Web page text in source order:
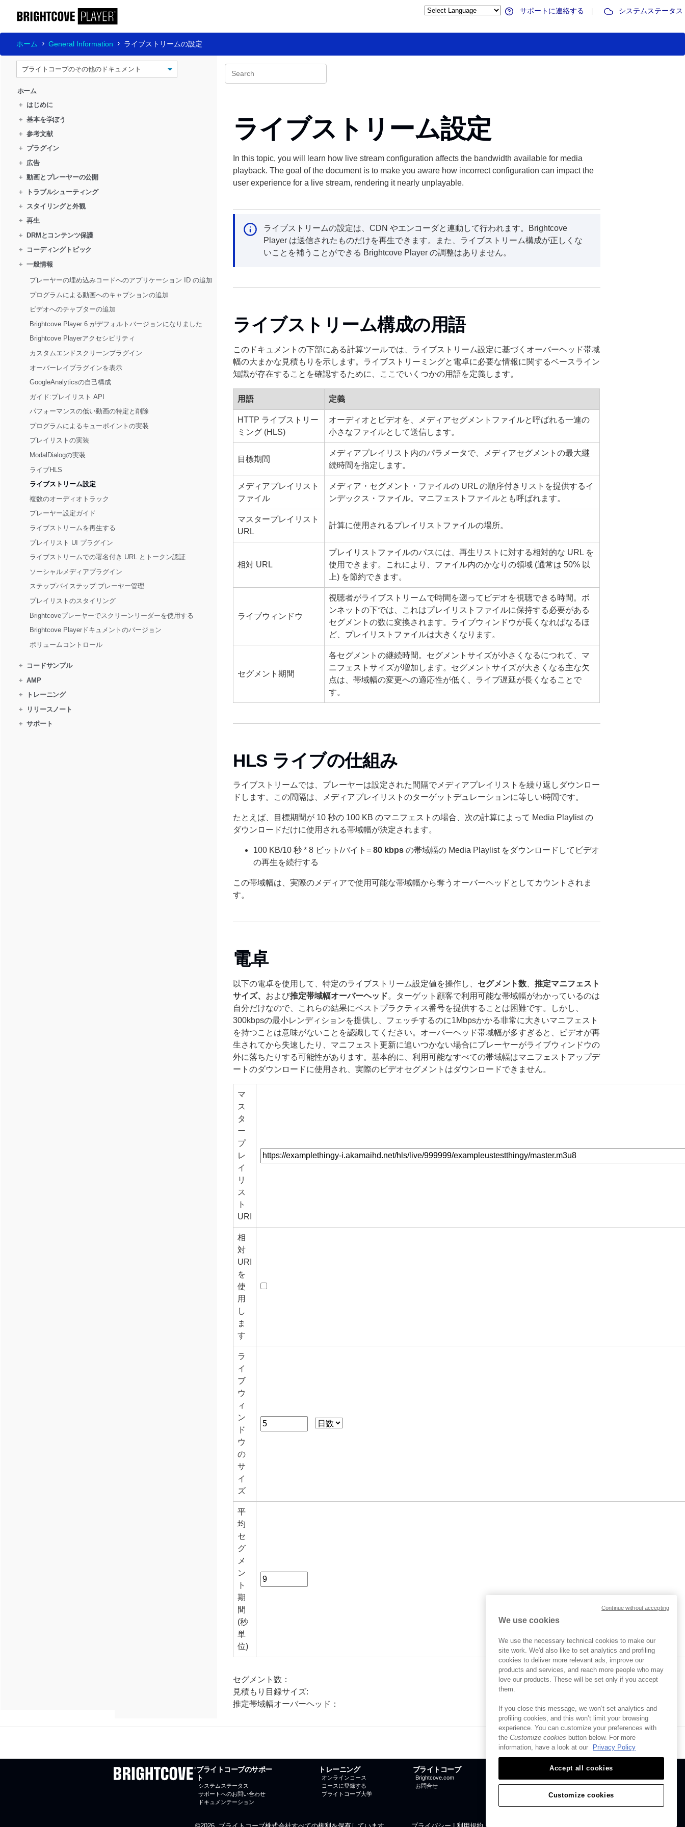
サポートに連絡する システムステータス
ホーム General Information ライブストリームの設定
ホーム
+ はじめに
+ 基本を学ぼう
+ 参考文献
+ プラグイン
+ 広告
+ 動画とプレーヤーの公開
+ トラブルシューティング
+ スタイリングと外観
+ 再生
+ DRMとコンテンツ保護
+ コーディングトピック
+ 一般情報
プレーヤーの埋め込みコードへのアプリケーション ID の追加
プログラムによる動画へのキャプションの追加
ビデオへのチャプターの追加
Brightcove Player 6 がデフォルトバージョンになりました
Brightcove Playerアクセシビリティ
カスタムエンドスクリーンプラグイン
オーバーレイプラグインを表示
GoogleAnalyticsの自己構成
ガイド:プレイリスト API
パフォーマンスの低い動画の特定と削除
プログラムによるキューポイントの実装
プレイリストの実装
ModalDialogの実装
ライブHLS
ライブストリーム設定
複数のオーディオトラック
プレーヤー設定ガイド
ライブストリームを再生する
プレイリスト UI プラグイン
ライブストリームでの署名付き URL とトークン認証
ソーシャルメディアプラグイン
ステップバイステップ:プレーヤー管理
プレイリストのスタイリング
Brightcoveプレーヤーでスクリーンリーダーを使用する
Brightcove Playerドキュメントのバージョン
ボリュームコントロール
+ コードサンプル
+ AMP
+ トレーニング
+ リリースノート
+ サポート
ライブストリーム設定
In this topic, you will learn how live stream configuration affects the bandwidth available for media
playback. The goal of the document is to make you aware how incorrect configuration can impact the
user experience for a live stream, rendering it nearly unplayable.
ライブストリームの設定は、CDN やエンコーダと連動して行われます。Brightcove
Player は送信されたものだけを再生できます。また、ライブストリーム構成が正しくな
いことを補うことができる Brightcove Player の調整はありません。
ライブストリーム構成の用語
このドキュメントの下部にある計算ツールでは、ライブストリーム設定に基づくオーバーヘッド帯域
幅の大まかな見積もりを示します。ライブストリーミングと電卓に必要な情報に関するベースライン
知識が存在することを確認するために、ここでいくつかの用語を定義します。
用語 定義
HTTP ライブストリー
ミング (HLS)
オーディオとビデオを、メディアセグメントファイルと呼ばれる一連の
小さなファイルとして送信します。
目標期間
メディアプレイリスト内のパラメータで、メディアセグメントの最大継
続時間を指定します。
メディアプレイリスト
ファイル
メディア・セグメント・ファイルの URL の順序付きリストを提供するイ
ンデックス・ファイル。マニフェストファイルとも呼ばれます。
マスタープレイリスト
URL
計算に使用されるプレイリストファイルの場所。
相対 URL
プレイリストファイルのパスには、再生リストに対する相対的な URL を
使用できます。これにより、ファイル内のかなりの領域 (通常は 50% 以
上) を節約できます。
ライブウィンドウ
視聴者がライブストリームで時間を遡ってビデオを視聴できる時間。ボ
ンネットの下では、これはプレイリストファイルに保持する必要がある
セグメントの数に変換されます。ライブウィンドウが長くなればなるほ
ど、プレイリストファイルは大きくなります。
セグメント期間
各セグメントの継続時間。セグメントサイズが小さくなるにつれて、マ
ニフェストサイズが増加します。セグメントサイズが大きくなる主な欠
点は、帯域幅の変更への適応性が低く、ライブ遅延が長くなることで
す。
HLS ライブの仕組み
ライブストリームでは、プレーヤーは設定された間隔でメディアプレイリストを繰り返しダウンロー
ドします。この間隔は、
メディアプレイリストのターゲットデュレーションに等しい時間です。
たとえば、目標期間が 10 秒の 100 KB のマニフェストの場合、次の計算によって Media Playlist の
ダウンロードだけに使用される帯域幅が決定されます。
100 KB/10 秒 * 8 ビット/バイト= 80 kbps の帯域幅の Media Playlist をダウンロードしてビデオ
の再生を続行する
この帯域幅は、実際のメディアで使用可能な帯域幅から奪うオーバーヘッドとしてカウントされま
す。
電卓
以下の電卓を使用して、特定のライブストリーム設定値を操作し、 セグメント数
推定マニフェスト
サイズ、 および推定帯域幅オーバーヘッド。ターゲット顧客で利用可能な帯域幅がわかっているのは
自分だけなので、これらの結果にベストプラクティス番号を提供することは困難です。しかし、
300kbpsの最小レンディションを提供し、フェッチするのに1Mbpsかかる非常に大きいマニフェスト
を持つことは意味がないことを認識してください。オーバーヘッド帯域幅が多すぎると、ビデオが再
生されてから失速したり、マニフェスト更新に追いつかない場合にプレーヤーがライブウィンドウの
外に落ちたりする可能性があります。基本的に、利用可能なすべての帯域幅はマニフェストアップデ
ートのダウンロードに使用され、実際のビデオセグメントはダウンロードできません。
マ
ス
タ
ー
プ
レ
イ
リ
ス
ト
URI
相
対
URI
を
使
用
し
ま
す
ラ
イ
ブ
ウ
ィ
ン
ド
ウ
の
サ
イ
ズ
平
均
セ
グ
メ
ン
ト
期
間
(秒
単
位)
セグメント数：
見積もり目録サイズ:
推定帯域幅オーバーヘッド：
ページの最終更新日30 Sep 2021
ブライトコーブのサポー
ト
システムステータス
サポートへのお問い合わせ
ドキュメンテーション
トレーニング
オンラインコース
コースに登録する
ブライトコーブ大学
ブライトコーブ
Brightcove.com
お問合せ
We use cookies
We use the necessary technical cookies to make our
site work. We'd also like to set analytics and profiling
cookies to deliver more relevant ads, improve our
products and services, and reach more people who may
love our products. These will be set only if you accept
them.
If you close this message, we won’t set analytics and
profiling cookies, and this won’t limit your browsing
experience. You can customize your preferences with
the Customize cookies button below. For more
information, have a look at our
Privacy Policy
Accept all cookies
Customize cookies
Continue without accepting